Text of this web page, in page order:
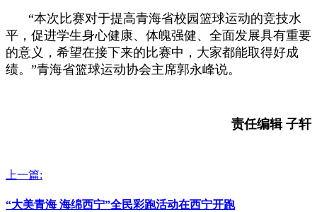
“本次比赛对于提高青海省校园篮球运动的竞技水
平，促进学生身心健康、体魄强健、全面发展具有重要
的意义，希望在接下来的比赛中，大家都能取得好成
绩。”青海省篮球运动协会主席郭永峰说。
责任编辑 子轩
上一篇:
“大美青海 海绵西宁”全民彩跑活动在西宁开跑